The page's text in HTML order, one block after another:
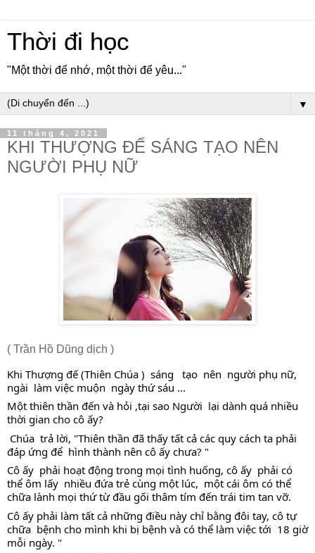
Thời đi học
"Một thời để nhớ, một thời để yêu..."
▼
11 tháng 4, 2021
KHI THƯỢNG ĐẾ SÁNG TẠO NÊN
NGƯỜI PHỤ NỮ
( Trần Hồ Dũng dịch )
Khi Thượng đế (Thiên Chúa )  sáng   tạo  nên  người phụ nữ,
ngài  làm việc muộn  ngày thứ sáu ...
Một thiên thần đến và hỏi ,tại sao Người  lại dành quá nhiều
thời gian cho cô ấy?
đáp ứng để  hình thành nên cô ấy chưa? "
Cô ấy  phải hoạt động trong mọi tình huống, cô ấy  phải có
thể ôm lấy  nhiều đứa trẻ cùng một lúc,  một cái ôm có thể
chữa lành mọi thứ từ đầu gối thâm tím đến trái tim tan vỡ.
Cô ấy phải làm tất cả những điều này chỉ bằng đôi tay, cô tự
chữa  bệnh cho mình khi bị bệnh và có thể làm việc tới  18 giờ
mỗi ngày. "